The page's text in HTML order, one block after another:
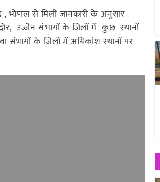
, भोपाल से मिली जानकारी के अनुसार
उज्जैन संभागों के जिलों में कुछ स्थानों
संभागों के जिलों में अधिकांश स्थानों पर